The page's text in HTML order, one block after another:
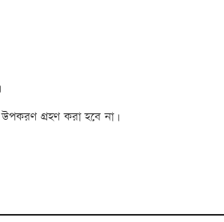
গ্রহণ করা হবে না।